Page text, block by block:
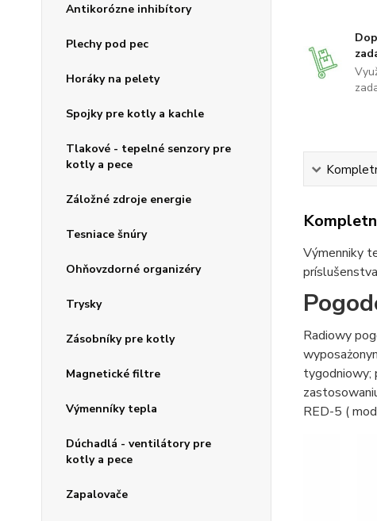
Antikorózne inhibítory
Plechy pod pec
Horáky na pelety
Spojky pre kotly a kachle
Tlakové - tepelné senzory pre
kotly a pece
Záložné zdroje energie
Tesniace šnúry
Ohňovzdorné organizéry
Trysky
Zásobníky pre kotly
Magnetické filtre
Výmenníky tepla
Dúchadlá - ventilátory pre
kotly a pece
Zapalovače
Výmenniky
Radiowy
tygodniowy;
RED-5 (